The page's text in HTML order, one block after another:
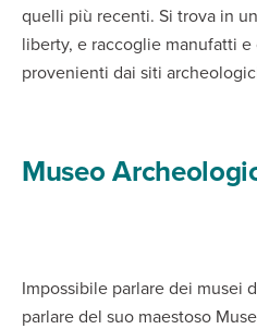
quelli più recenti. Si trova in
liberty, e raccoglie manufatti
provenienti dai siti
Museo
Impossibile parlare dei musei
parlare del suo maestoso